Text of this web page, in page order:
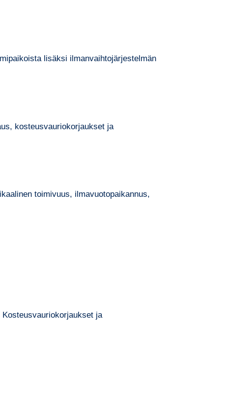
lisäksi ilmanvaihtojärjestelmän
kosteusvauriokorjaukset ja
toimivuus, ilmavuotopaikannus,
ja